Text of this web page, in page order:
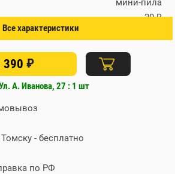
мини-пила
20 В
бесщеточный (Brushless)
автоматическая
Все характеристики
390 ₽
А. Иванова, 27 : 1 шт
- бесплатно
по РФ